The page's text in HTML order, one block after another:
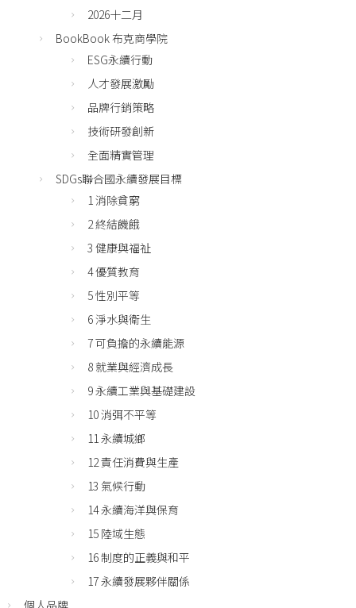
2026十二月
BookBook 布克商學院
ESG永續行動
人才發展激勵
品牌行銷策略
技術研發創新
全面精實管理
SDGs聯合國永續發展目標
1 消除貧窮
2 終結饑餓
3 健康與福祉
4 優質教育
5 性別平等
6 淨水與衛生
7 可負擔的永續能源
8 就業與經濟成長
9 永續工業與基礎建設
10 消弭不平等
11 永續城鄉
12 責任消費與生產
13 氣候行動
14 永續海洋與保育
15 陸域生態
16 制度的正義與和平
17 永續發展夥伴關係